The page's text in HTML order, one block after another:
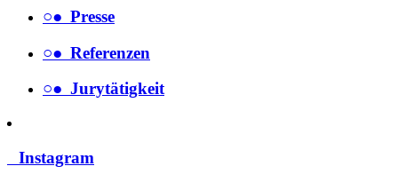
○● Presse
○● Referenzen
○● Jurytätigkeit
Instagram